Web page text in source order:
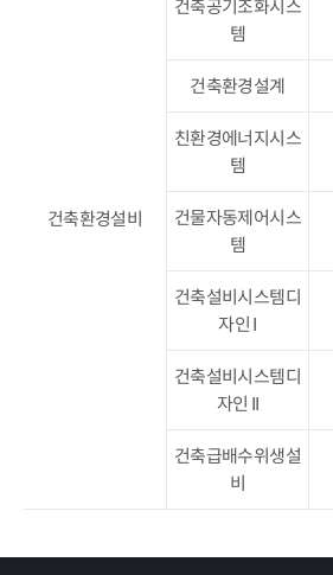
건축환경설비
건축공기조화시스
템
건축환경설계
친환경에너지시스
템
건물자동제어시스
템
건축설비시스템디
자인 I
건축설비시스템디
자인 II
건축급배수위생설
비